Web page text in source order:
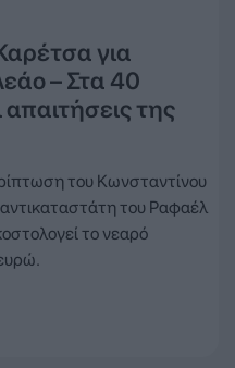
για
– Στα 40
της
του Κωνσταντίνου
του Ραφαέλ
το νεαρό